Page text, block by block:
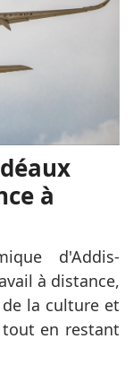
à
d'Addis-
à distance,
la culture et
en restant